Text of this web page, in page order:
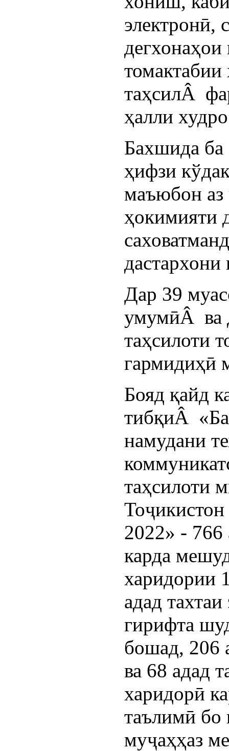
электронӣ,
таҳсилÂ
ҳалли
Бахшида ба
ҳифзи
маъюбон
ҳокимияти
Дар 39
умумӣÂ ва
таҳсилоти
гармидиҳӣ
Бояд қайд
тибқиÂ
намудани
таҳсилоти
2022» - 766
карда
харидории
адад
гирифта
бошад, 206
ва 68 адад
харидорӣ
таълимӣ бо
муҷаҳҳаз